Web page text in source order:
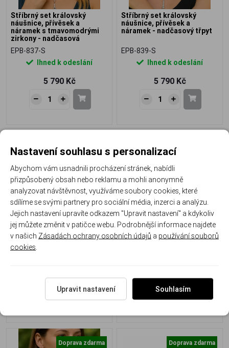
Stříbrný set královský
náušnice, přívěsek a
náramek s tmavomodrými
zirkony - nadčasová
elegance
EPB-837-S
Ihned k odeslání
5 790 Kč
Stříbrný set královský
náušnice, přívěsek a
náramek - nadčasový třpyt
EPB-839-S
Ihned k odeslání
5 790 Kč
Stříbrný set královský
náušnice a přívěsek s čirými
zirkony - nadčasový třpyt
EP-839-S
2 190 Kč
Stříbrný set královský
náhrdelník, náušnice a
náramek
9 750 Kč
Doprava zdarma
Doprava zdarma
Nastavení souhlasu s personalizací
Abychom vám usnadnili procházení stránek, nabídli
přizpůsobený obsah nebo reklamu a mohli anonymně
analyzovat návštěvnost, využíváme soubory cookies, které
sdílíme se svými partnery pro sociální média, inzerci a analýzu.
Jejich nastavení upravíte odkazem "Upravit nastavení" a kdykoliv
jej můžete změnit v patičce webu. Podrobnější informace najdete
v našich Zásadách ochrany osobních údajů a používání souborů
cookies
Upravit nastavení Souhlasím